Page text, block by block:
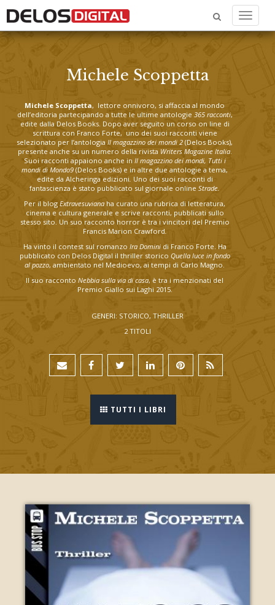
Menu
Michele Scoppetta
Michele Scoppetta, lettore onnivoro, si affaccia al mondo
dell’editoria partecipando a tutte le ultime antologie 365 racconti,
edite dalla Delos Books. Dopo aver seguito un corso on line di
scrittura con Franco Forte, uno dei suoi racconti viene
selezionato per l’antologia Il magazzino dei mondi 2 (Delos Books),
presente anche su un numero della rivista Writers Magazine Italia.
Suoi racconti appaiono anche in Il magazzino dei mondi, Tutti i
mondi di Mondo9 (Delos Books) e in altre due antologie a tema,
edite da Alcheringa edizioni. Uno dei suoi racconti di
fantascienza è stato pubblicato sul giornale online Strade.
Per il blog Extravesuviana ha curato una rubrica di letteratura,
cinema e cultura generale e scrive racconti, pubblicati sullo
stesso sito. Un suo racconto horror è tra i vincitori del Premio
Francis Marion Crawford.
Ha vinto il contest sul romanzo Ira Dominidi Franco Forte. Ha
pubblicato con Delos Digital il thriller storico Quella luce in fondo
al pozzo, ambientato nel Medioevo, ai tempi di Carlo Magno.
Il suo racconto Nebbia sulla via di casa, è tra i menzionati del
Premio Giallo sui Laghi 2015.
GENERI: STORICO, THRILLER
2 TITOLI
TUTTI I LIBRI